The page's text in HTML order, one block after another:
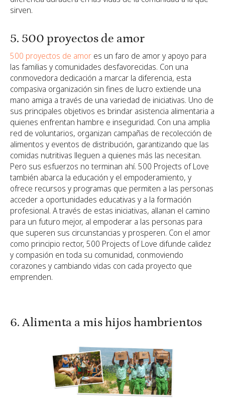
sirven.
5. 500 proyectos de amor
500 proyectos de amor es un faro de amor y apoyo para
las familias y comunidades desfavorecidas. Con una
conmovedora dedicación a marcar la diferencia, esta
compasiva organización sin fines de lucro extiende una
mano amiga a través de una variedad de iniciativas. Uno de
sus principales objetivos es brindar asistencia alimentaria a
quienes enfrentan hambre e inseguridad. Con una amplia
red de voluntarios, organizan campañas de recolección de
alimentos y eventos de distribución, garantizando que las
comidas nutritivas lleguen a quienes más las necesitan.
Pero sus esfuerzos no terminan ahí. 500 Projects of Love
también abarca la educación y el empoderamiento, y
ofrece recursos y programas que permiten a las personas
acceder a oportunidades educativas y a la formación
profesional. A través de estas iniciativas, allanan el camino
para un futuro mejor, al empoderar a las personas para
que superen sus circunstancias y prosperen. Con el amor
como principio rector, 500 Projects of Love difunde calidez
y compasión en toda su comunidad, conmoviendo
corazones y cambiando vidas con cada proyecto que
emprenden.
6. Alimenta a mis hijos hambrientos